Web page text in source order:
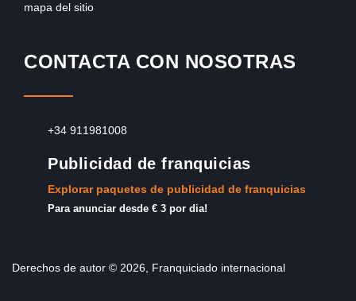
mapa del sitio
CONTACTA CON NOSOTRAS
+34 911981008
Publicidad de franquicias
Explorar paquetes de publicidad de franquicias
Para anunciar desde € 3 por dia!
Derechos de autor © 2026, Franquiciado internacional